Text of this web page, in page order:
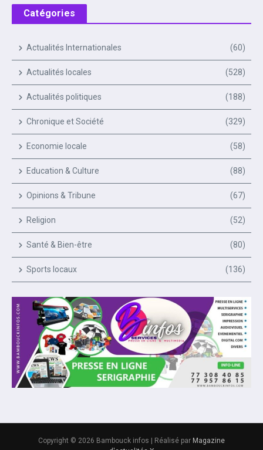
Catégories
Actualités Internationales (60)
Actualités locales (528)
Actualités politiques (188)
Chronique et Société (329)
Economie locale (58)
Education & Culture (88)
Opinions & Tribune (67)
Religion (52)
Santé & Bien-être (80)
Sports locaux (136)
Copyright © 2026 Bambouck infos | Réalisé par Magazine